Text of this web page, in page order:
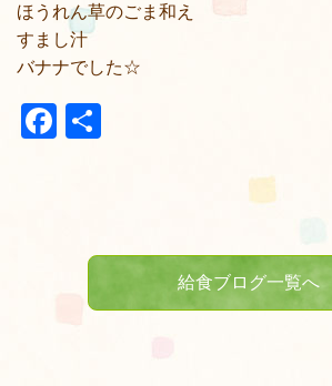
ほうれん草のごま和え
すまし汁
バナナでした☆
Facebook
給食ブログ一覧へ